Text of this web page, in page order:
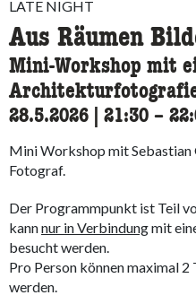
LATE NIGHT
Aus Räumen
Mini-Workshop mit
28.5.2026 21:30 –
Mini Workshop mit
Fotograf.
Der Programmpunkt ist Teil
kannnur in Verbindungmit
besucht werden.
Pro Person können maximal
werden.